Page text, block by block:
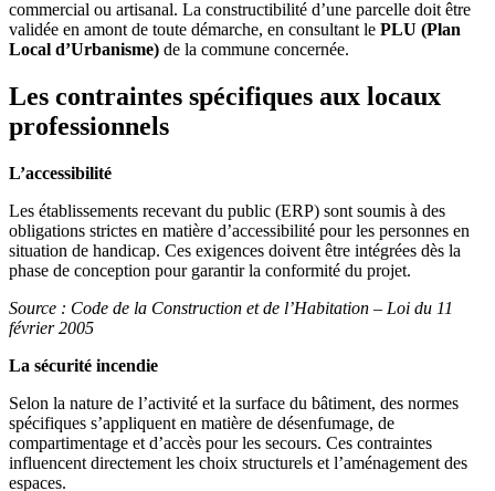
commercial ou artisanal. La constructibilité d’une parcelle doit être
validée en amont de toute démarche, en consultant le PLU (Plan
Local d’Urbanisme) de la commune concernée.
Les contraintes spécifiques aux locaux
professionnels
L’accessibilité
Les établissements recevant du public (ERP) sont soumis à des
obligations strictes en matière d’accessibilité pour les personnes en
situation de handicap. Ces exigences doivent être intégrées dès la
phase de conception pour garantir la conformité du projet.
Source : Code de la Construction et de l’Habitation – Loi du 11
février 2005
La sécurité incendie
Selon la nature de l’activité et la surface du bâtiment, des normes
spécifiques s’appliquent en matière de désenfumage, de
compartimentage et d’accès pour les secours. Ces contraintes
influencent directement les choix structurels et l’aménagement des
espaces.